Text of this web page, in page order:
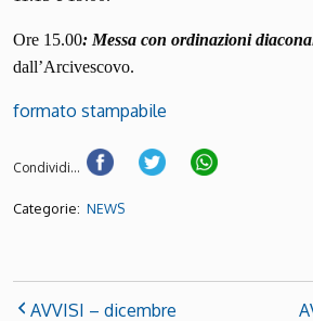
Ore 15.00: Messa con ordinazioni
dall’Arcivescovo.
formato stampabile
Condividi...
Categorie: NEWS
AVVISI – dicembre